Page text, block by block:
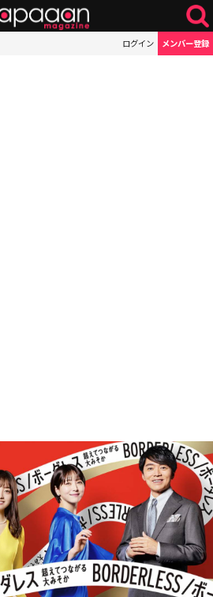
ログイン メンバー登録